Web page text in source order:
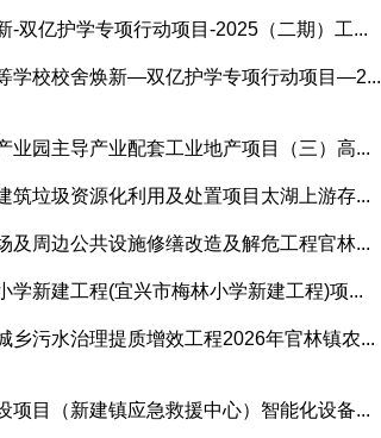
-双亿护学专项行动项目-2025（二期）工...
学校校舍焕新—双亿护学专项行动项目—2...
业园主导产业配套工业地产项目（三）高...
筑垃圾资源化利用及处置项目太湖上游存...
及周边公共设施修缮改造及解危工程官林...
学新建工程(宜兴市梅林小学新建工程)项...
乡污水治理提质增效工程2026年官林镇农...
项目（新建镇应急救援中心）智能化设备...